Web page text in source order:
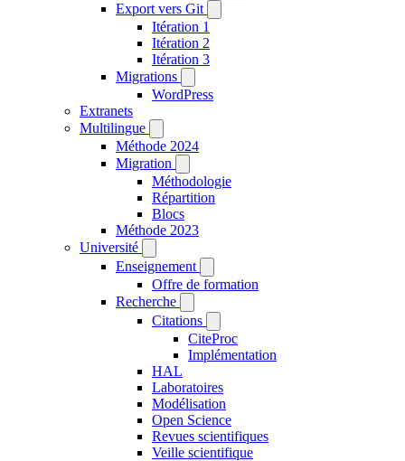
Export vers Git
Itération 1
Itération 2
Itération 3
Migrations
WordPress
Extranets
Multilingue
Méthode 2024
Migration
Méthodologie
Répartition
Blocs
Méthode 2023
Université
Enseignement
Offre de formation
Recherche
Citations
CiteProc
Implémentation
HAL
Laboratoires
Modélisation
Open Science
Revues scientifiques
Veille scientifique